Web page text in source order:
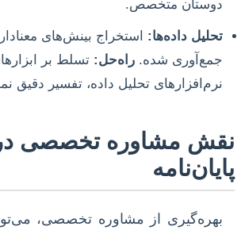
دوستان متخصص.
تحلیل داده‌ها: استخراج بینش‌های
جمع‌آوری شده. راه‌حل: تسلط بر
نرم‌افزارهای تحلیل داده، تفسیر دقیق
نقش مشاوره تخصصی
پایان‌نامه
بهره‌گیری از مشاوره تخصصی،